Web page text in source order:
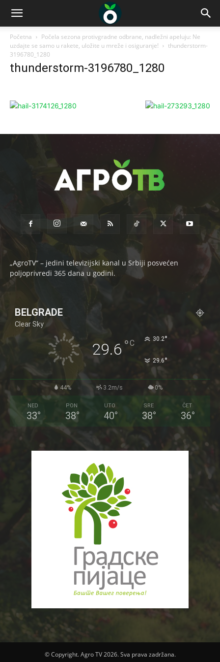
Početna
Počela sezona protivgradne odbrane, nadležni apeluju: Ne
uzdajte se samo u rakete, uložite u mreže i osiguranje!
thunderstorm-
3196780_1280
thunderstorm-3196780_1280
„AgroTV“ – jedini televizijski kanal u Srbiji posvećen
poljoprivredi 365 dana u godini.
BELGRADE
Clear Sky
29.6 °C 30.2°
29.6°
44% 3.2m/s 0%
NED
33°
PON
38°
UTO
40°
SRE
38°
ČET
36°
© Copyright. Agro TV 2026. Sva prava zadržana.